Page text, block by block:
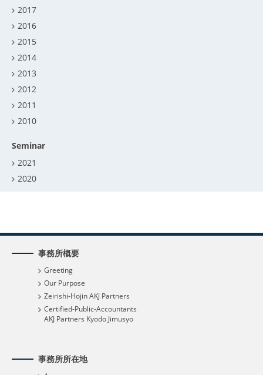
2017
2016
2015
2014
2013
2012
2011
2010
Seminar
2021
2020
事務所概要
Greeting
Our Purpose
Zeirishi-Hojin AKJ Partners
Certified-Public-Accountants
AKJ Partners Kyodo Jimusyo
事務所所在地